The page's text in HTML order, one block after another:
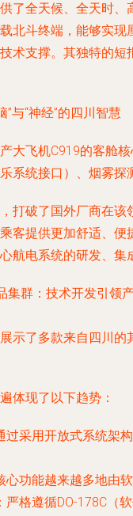
了全天候、全天时
北斗终端，能够实
术支撑。其独特的
与“神经”的四川智慧
大飞机C919的客舱
系统接口）、烟雾
打破了国外厂商在
客提供更加舒适、
航电系统的研发、集
集群：技术开发引领
示了多款来自四川
体现了以下趋势：
过采用开放式系统架
功能越来越多地由
格遵循DO-178C（